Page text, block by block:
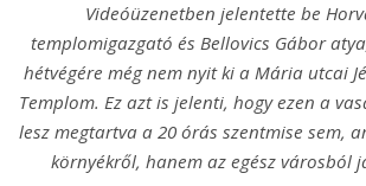
Videóüzenetben jelentette be
templomigazgató és Bellovics Gábor
hétvégére még nem nyit ki a Mária utcai
Templom. Ez azt is jelenti, hogy ezen a
lesz megtartva a 20 órás szentmise sem,
környékről, hanem az egész városból